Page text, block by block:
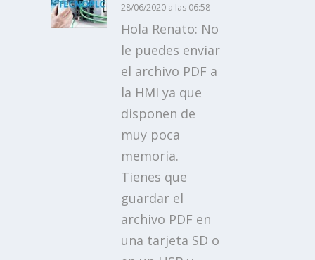
28/06/2020 a las 06:58
Hola Renato: No
le puedes enviar
el archivo PDF a
la HMI ya que
disponen de
muy poca
memoria.
Tienes que
guardar el
archivo PDF en
una tarjeta SD o